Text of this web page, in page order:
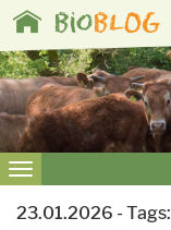
Toggle
navigation
bioBLOG
Toggle
navigation
23.01.2026 - Tags: